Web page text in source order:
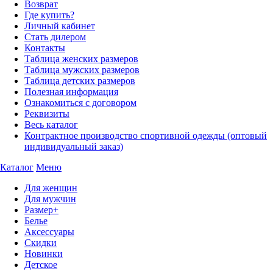
Возврат
Где купить?
Личный кабинет
Стать дилером
Контакты
Таблица женских размеров
Таблица мужских размеров
Таблица детских размеров
Полезная информация
Ознакомиться с договором
Реквизиты
Весь каталог
Контрактное производство спортивной одежды (оптовый
индивидуальный заказ)
Каталог Меню
Для женщин
Для мужчин
Размер+
Белье
Аксессуары
Скидки
Новинки
Детское